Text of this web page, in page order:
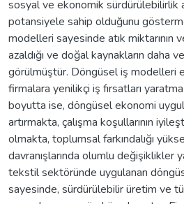
sosyal ve ekonomik sürdürülebilirlik
potansiyele sahip olduğunu
modelleri sayesinde atık miktarının
azaldığı ve doğal kaynakların daha
görülmüştür. Döngüsel iş modelleri
firmalara yenilikçi iş fırsatları
boyutta ise, döngüsel ekonomi
artırmakta, çalışma koşullarının
olmakta, toplumsal farkındalığı
davranışlarında olumlu değişiklikler
tekstil sektöründe uygulanan
sayesinde, sürdürülebilir üretim ve